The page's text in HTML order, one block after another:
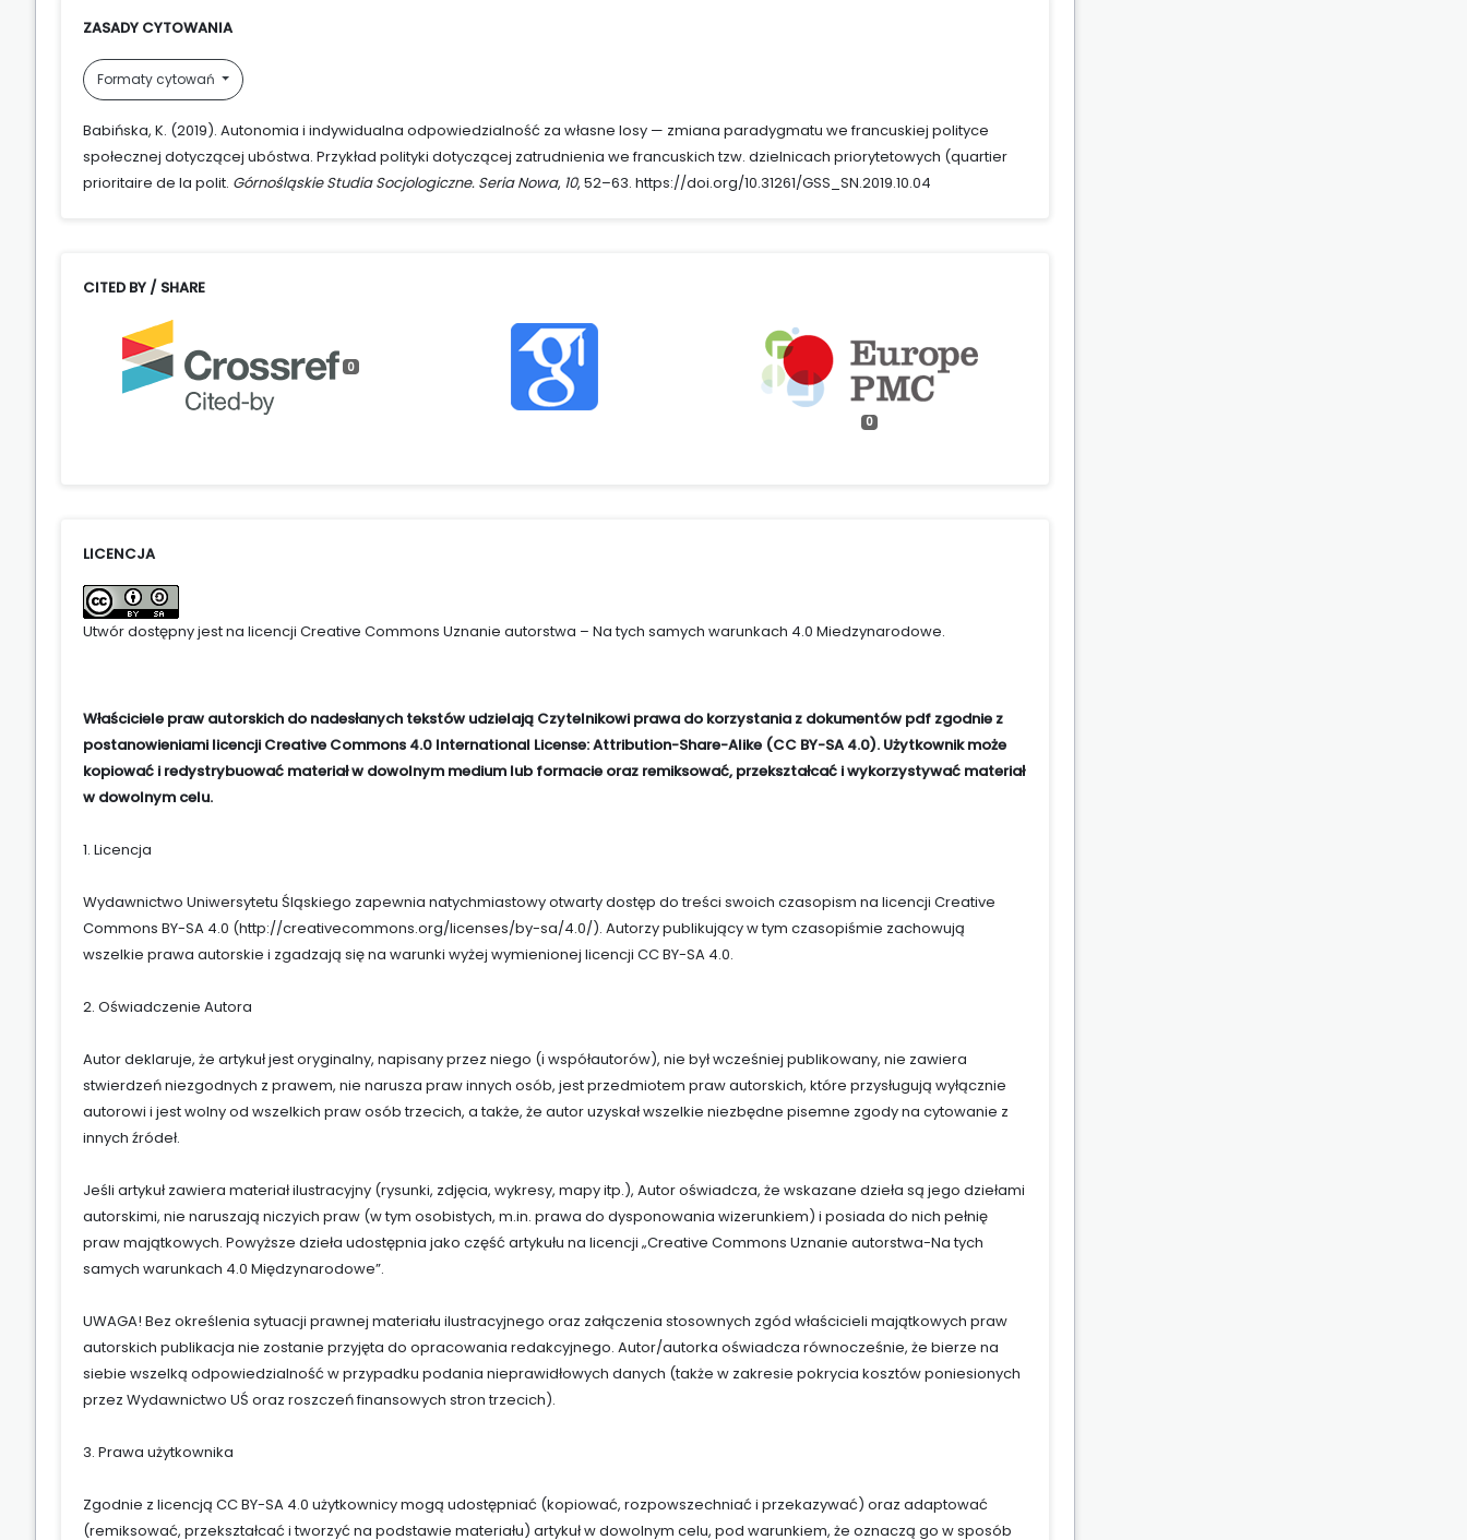
ZASADY CYTOWANIA
Formaty cytowań
Babińska, K. (2019). Autonomia i indywidualna odpowiedzialność za własne losy — zmiana paradygmatu we francuskiej polityce
społecznej dotyczącej ubóstwa. Przykład polityki dotyczącej zatrudnienia we francuskich tzw. dzielnicach priorytetowych (quartier
prioritaire de la polit. Górnośląskie Studia Socjologiczne. Seria Nowa, 10, 52–63. https://doi.org/10.31261/GSS_SN.2019.10.04
CITED BY / SHARE
0
0
LICENCJA
Utwór dostępny jest na licencji Creative Commons Uznanie autorstwa – Na tych samych warunkach 4.0 Miedzynarodowe.
Właściciele praw autorskich do nadesłanych tekstów udzielają Czytelnikowi prawa do korzystania z dokumentów pdf zgodnie z
postanowieniami licencji Creative Commons 4.0 International License: Attribution-Share-Alike (CC BY-SA 4.0). Użytkownik może
kopiować i redystrybuować materiał w dowolnym medium lub formacie oraz remiksować, przekształcać i wykorzystywać materiał
w dowolnym celu.
1. Licencja
Wydawnictwo Uniwersytetu Śląskiego zapewnia natychmiastowy otwarty dostęp do treści swoich czasopism na licencji Creative
Commons BY-SA 4.0 (http://creativecommons.org/licenses/by-sa/4.0/). Autorzy publikujący w tym czasopiśmie zachowują
wszelkie prawa autorskie i zgadzają się na warunki wyżej wymienionej licencji CC BY-SA 4.0.
2. Oświadczenie Autora
Autor deklaruje, że artykuł jest oryginalny, napisany przez niego (i współautorów), nie był wcześniej publikowany, nie zawiera
stwierdzeń niezgodnych z prawem, nie narusza praw innych osób, jest przedmiotem praw autorskich, które przysługują wyłącznie
autorowi i jest wolny od wszelkich praw osób trzecich, a także, że autor uzyskał wszelkie niezbędne pisemne zgody na cytowanie z
innych źródeł.
Jeśli artykuł zawiera materiał ilustracyjny (rysunki, zdjęcia, wykresy, mapy itp.), Autor oświadcza, że wskazane dzieła są jego dziełami
autorskimi, nie naruszają niczyich praw (w tym osobistych, m.in. prawa do dysponowania wizerunkiem) i posiada do nich pełnię
praw majątkowych. Powyższe dzieła udostępnia jako część artykułu na licencji „Creative Commons Uznanie autorstwa-Na tych
samych warunkach 4.0 Międzynarodowe”.
UWAGA! Bez określenia sytuacji prawnej materiału ilustracyjnego oraz załączenia stosownych zgód właścicieli majątkowych praw
autorskich publikacja nie zostanie przyjęta do opracowania redakcyjnego. Autor/autorka oświadcza równocześnie, że bierze na
siebie wszelką odpowiedzialność w przypadku podania nieprawidłowych danych (także w zakresie pokrycia kosztów poniesionych
przez Wydawnictwo UŚ oraz roszczeń finansowych stron trzecich).
3. Prawa użytkownika
Zgodnie z licencją CC BY-SA 4.0 użytkownicy mogą udostępniać (kopiować, rozpowszechniać i przekazywać) oraz adaptować
(remiksować, przekształcać i tworzyć na podstawie materiału) artykuł w dowolnym celu, pod warunkiem, że oznaczą go w sposób